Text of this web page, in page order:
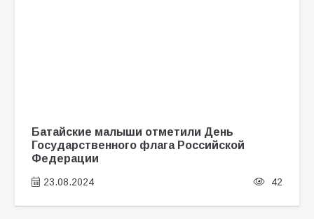
Батайские малыши отметили День
Государственного флага Российской
Федерации
23.08.2024 42